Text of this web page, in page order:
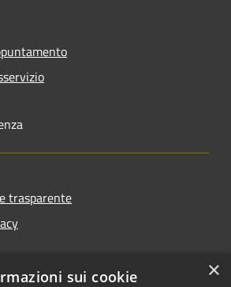
trasparente
×
sui cookie